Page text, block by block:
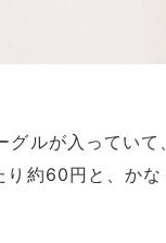
グルが入っていて
り約60円と、か